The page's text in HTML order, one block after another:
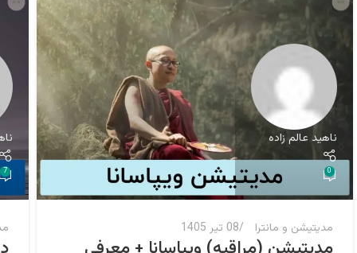
ناهید عالم زاده
0
مدیتیشن و مانترا 08 تیر 1405
7